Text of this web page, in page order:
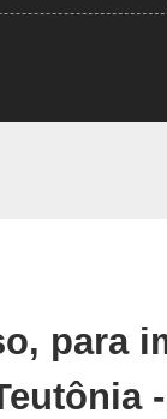
para